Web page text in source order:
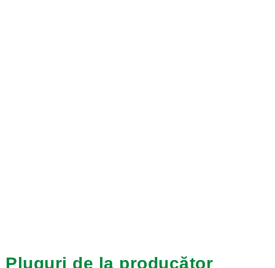
Pluguri de la producător